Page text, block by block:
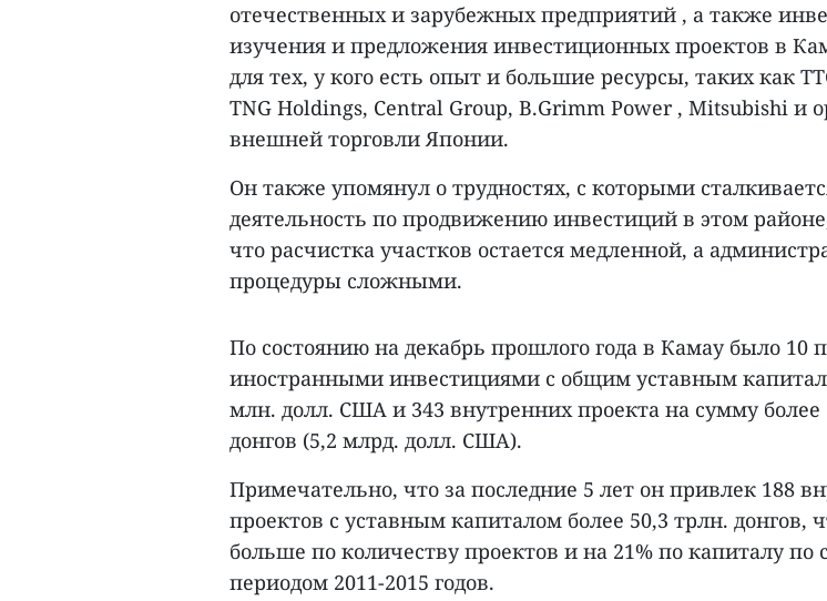
отечественных и зарубежных предприятий , а также
изучения и предложения инвестиционных проектов в
для тех, у кого есть опыт и большие ресурсы, таких как
TNG Holdings, Central Group, B.Grimm Power , Mitsubishi и
внешней торговли Японии.
Он также упомянул о трудностях, с которыми
деятельность по продвижению инвестиций в этом
что расчистка участков остается медленной, а
процедуры сложными.
По состоянию на декабрь прошлого года в Камау было 10
иностранными инвестициями с общим уставным
млн. долл. США и 343 внутренних проекта на сумму более
донгов (5,2 млрд. долл. США).
Примечательно, что за последние 5 лет он привлек 188
проектов с уставным капиталом более 50,3 трлн. донгов,
больше по количеству проектов и на 21% по капиталу по
периодом 2011-2015 годов.